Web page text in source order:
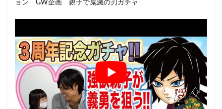
ョン GW企画 親子で鬼滅の刃ガチャ